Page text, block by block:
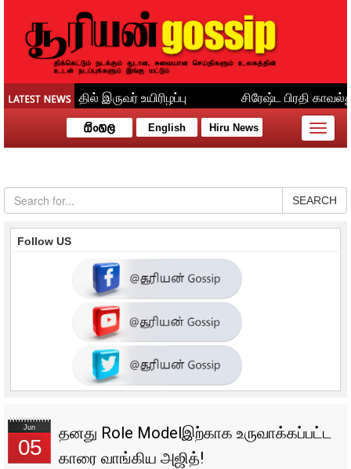
English Hiru News
Toggle
SEARCH
Follow US
Jun
05
தனது Role Modelஇற்காக உருவாக்கப்பட்ட
காரை வாங்கிய அஜித்!